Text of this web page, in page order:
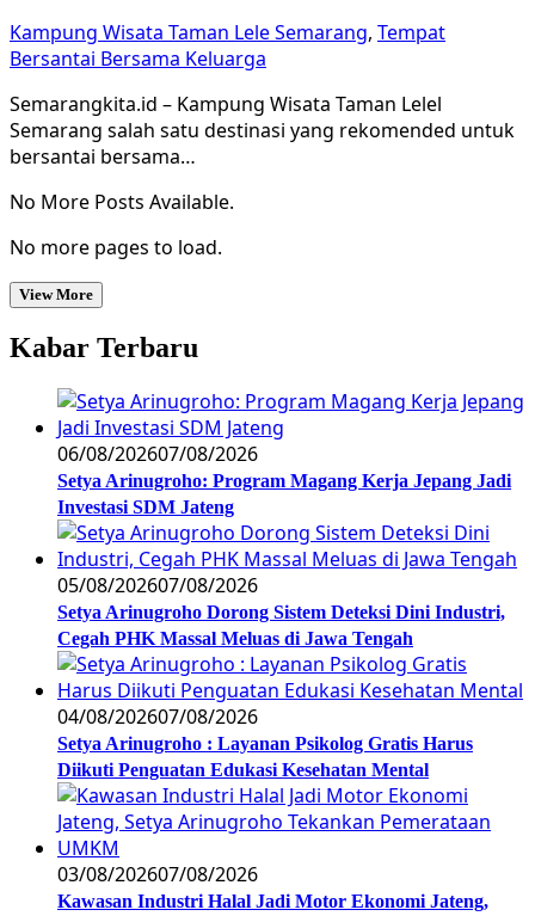
Kampung Wisata Taman Lele Semarang, Tempat
Bersantai Bersama Keluarga
Semarangkita.id – Kampung Wisata Taman Lelel
Semarang salah satu destinasi yang rekomended untuk
bersantai bersama…
No More Posts Available.
No more pages to load.
View More
Kabar Terbaru
06/08/202607/08/2026
Setya Arinugroho: Program Magang Kerja Jepang Jadi
Investasi SDM Jateng
05/08/202607/08/2026
Setya Arinugroho Dorong Sistem Deteksi Dini Industri,
Cegah PHK Massal Meluas di Jawa Tengah
04/08/202607/08/2026
Setya Arinugroho : Layanan Psikolog Gratis Harus
Diikuti Penguatan Edukasi Kesehatan Mental
03/08/202607/08/2026
Kawasan Industri Halal Jadi Motor Ekonomi Jateng,